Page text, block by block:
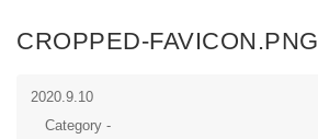
CROPPED-FAVICON.PNG
2020.9.10
Category -